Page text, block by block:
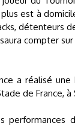
est à
détenteurs
compter
a réalisé
de France, à
performances